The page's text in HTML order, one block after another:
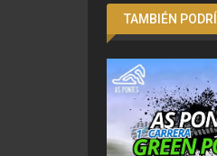
TAMBIÉN